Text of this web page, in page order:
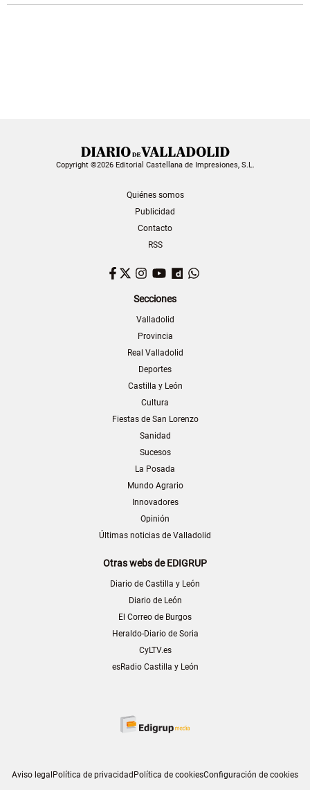
Copyright ©2026 Editorial Castellana de Impresiones, S.L.
Quiénes somos
Publicidad
Contacto
RSS
Facebook
TwitterInstagram
YouTubeDailymotion
Secciones
Valladolid
Provincia
Real Valladolid
Deportes
Castilla y León
Cultura
Fiestas de San Lorenzo
Sanidad
Sucesos
La Posada
Mundo Agrario
Innovadores
Opinión
Últimas noticias de Valladolid
Otras webs de EDIGRUP
Diario de Castilla y León
Diario de León
El Correo de Burgos
Heraldo-Diario de Soria
CyLTV.es
esRadio Castilla y León
Aviso legalPolítica de privacidadPolítica de cookiesConfiguración de cookies